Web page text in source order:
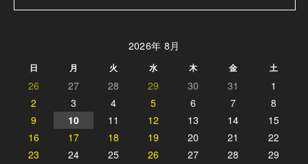
2026年 8月
日 月 火 水 木 金 土
26 27 28 29 30 31
1
2
3 4 5 6 7
8
9
10 11 12 13 14
15
16
17 18 19 20 21
22
23
24 25 26 27 28
29